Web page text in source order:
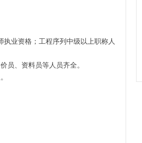
执业资格；工程序列中级以上职称人
员、资料员等人员齐全。